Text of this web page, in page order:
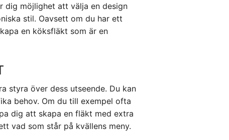
dig möjlighet att välja en design
stil. Oavsett om du har ett
en köksfläkt som är en
styra över dess utseende. Du kan
behov. Om du till exempel ofta
dig att skapa en fläkt med extra
vad som står på kvällens meny.